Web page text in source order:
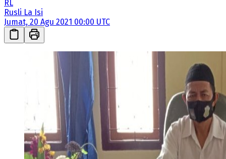
RL
Rusli La Isi
Jumat, 20 Agu 2021 00:00 UTC